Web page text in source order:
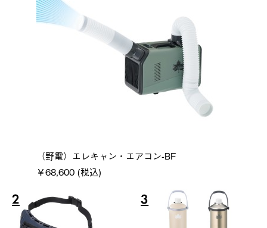
（野電）エレキャン・エアコン-BF
￥68,600 (税込)
2 3